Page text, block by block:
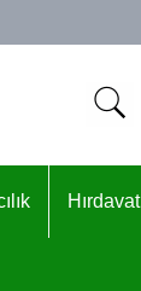
Hırdavat